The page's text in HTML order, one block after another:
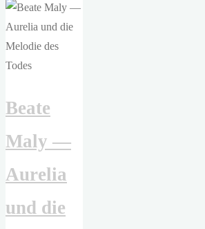
–
Das
gelbe
Beate
Maly —
Aurelia
und die